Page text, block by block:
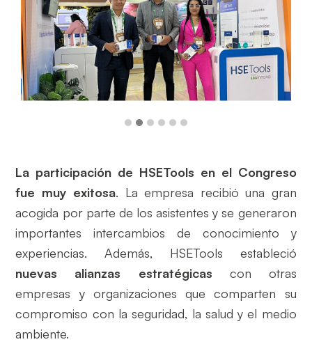
La participación de HSETools en el Congreso
fue muy exitosa. La empresa recibió una gran
acogida por parte de los asistentes y se generaron
importantes intercambios de conocimiento y
experiencias. Además, HSETools estableció
nuevas alianzas estratégicas con otras
empresas y organizaciones que comparten su
compromiso con la seguridad, la salud y el medio
ambiente.